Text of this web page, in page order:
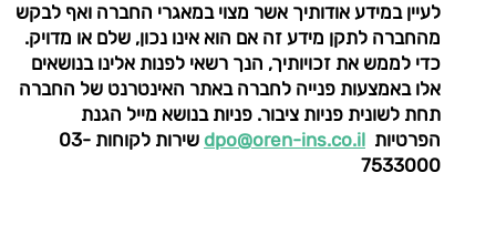
לעיין במידע אודותיך אשר מצוי במאגרי החברה ואף לבקש
מהחברה לתקן מידע זה אם הוא אינו נכון, שלם או מדויק.
כדי לממש את זכויותיך, הנך רשאי לפנות אלינו בנושאים
אלו באמצעות פנייה לחברה באתר האינטרנט של החברה
תחת לשונית פניות ציבור. פניות בנושא מייל הגנת
הפרטיות dpo@oren-ins.co.il
שירות לקוחות 03-
7533000